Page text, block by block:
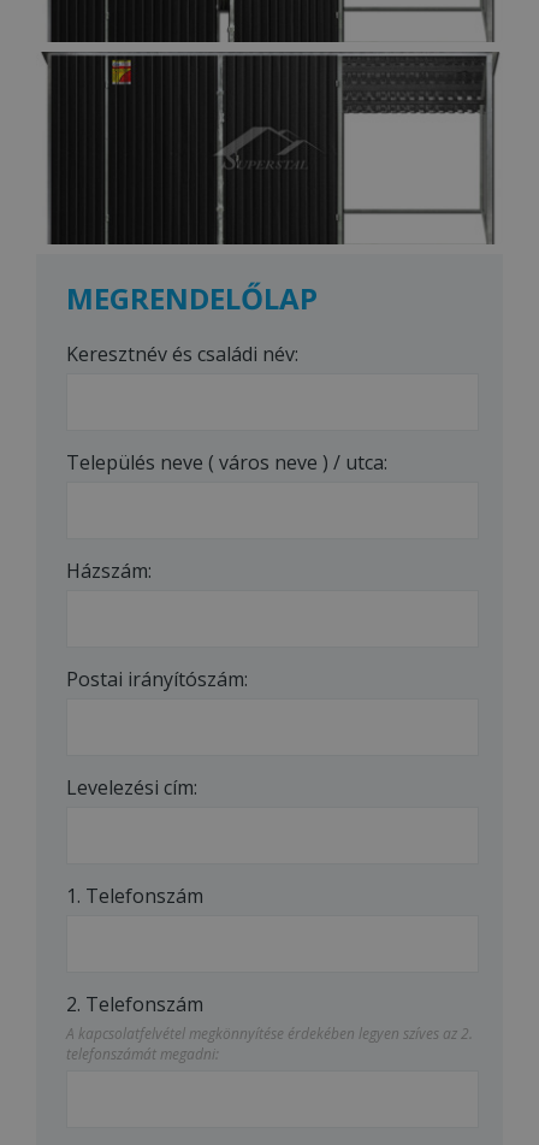
MEGRENDELŐLAP
Keresztnév és családi név:
Település neve ( város neve ) / utca:
Házszám:
Postai irányítószám:
Levelezési cím:
1. Telefonszám
2. Telefonszám
A kapcsolatfelvétel megkönnyítése érdekében legyen szíves az 2.
telefonszámát megadni:
Célzás Funkcionalitás
Besorolatlan